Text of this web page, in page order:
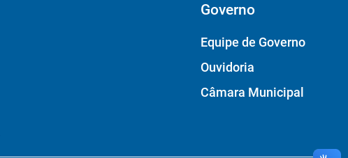
Governo
Equipe de Governo
Ouvidoria
Câmara Municipal